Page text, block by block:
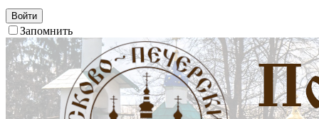
Войти
Запомнить